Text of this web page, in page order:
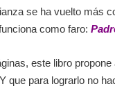
se ha vuelto más
como faro:
este libro
que para lograrlo no